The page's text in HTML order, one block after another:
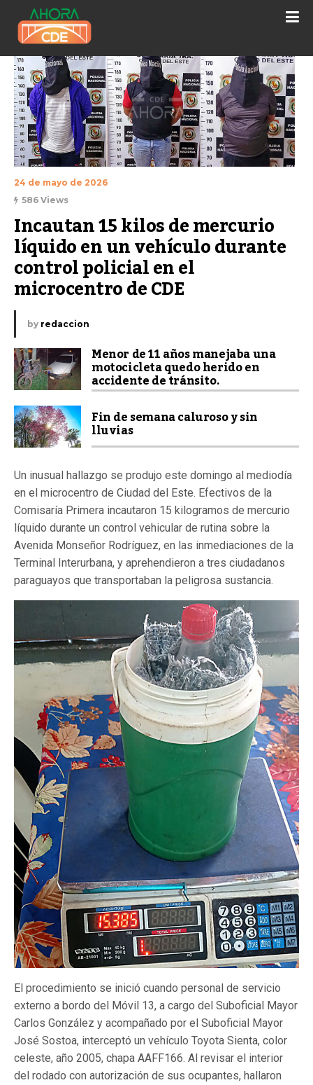
24 de mayo de 2026
586 Views
Incautan 15 kilos de mercurio
líquido en un vehículo durante
control policial en el
microcentro de CDE
by redaccion
Menor de 11 años manejaba una
motocicleta quedo herido en
accidente de tránsito.
Fin de semana caluroso y sin
lluvias
Un inusual hallazgo se produjo este domingo al mediodía
en el microcentro de Ciudad del Este. Efectivos de la
Comisaría Primera incautaron 15 kilogramos de mercurio
líquido durante un control vehicular de rutina sobre la
Avenida Monseñor Rodríguez, en las inmediaciones de la
Terminal Interurbana, y aprehendieron a tres ciudadanos
paraguayos que transportaban la peligrosa sustancia.
El procedimiento se inició cuando personal de servicio
externo a bordo del Móvil 13, a cargo del Suboficial Mayor
Carlos González y acompañado por el Suboficial Mayor
José Sostoa, interceptó un vehículo Toyota Sienta, color
celeste, año 2005, chapa AAFF166. Al revisar el interior
del rodado con autorización de sus ocupantes, hallaron